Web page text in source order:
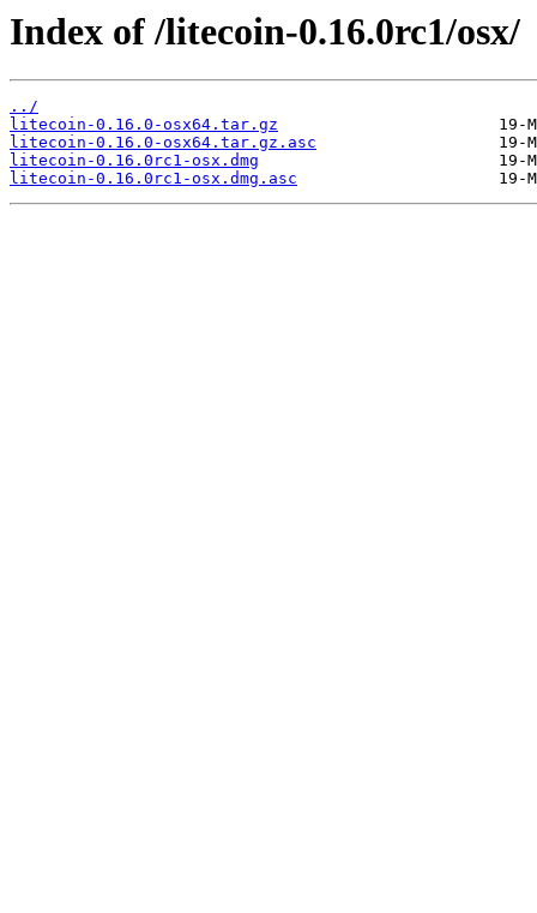
Index of /litecoin-0.16.0rc1/osx/
../
litecoin-0.16.0-osx64.tar.gz
litecoin-0.16.0-osx64.tar.gz.asc
litecoin-0.16.0rc1-osx.dmg
litecoin-0.16.0rc1-osx.dmg.asc